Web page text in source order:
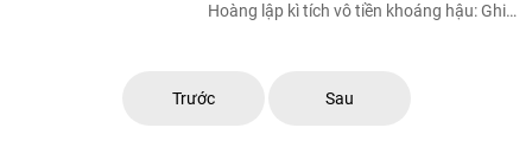
Hoàng lập kì tích vô tiền khoáng hậu: Ghi
Trước Sau